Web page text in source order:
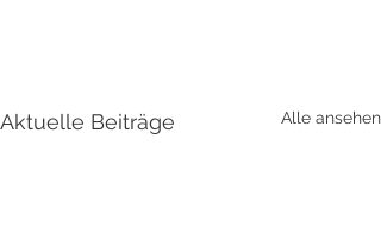
Aktuelle Beiträge Alle ansehen